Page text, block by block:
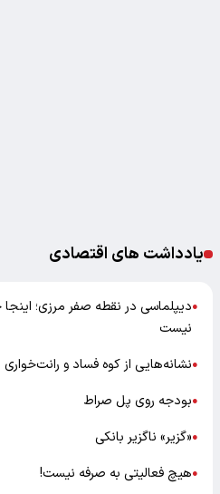
یادداشت های اقتصادی
●دیپلماسی در نقطه صفر مرزی؛ اینجا
نیست
●نشانه‌هایی از کوه فساد و رانت‌خواری
●بودجه روی پل صراط
●«گزیر» ناگزیر بانکی
●هیچ فعالیتی به صرفه نیست!